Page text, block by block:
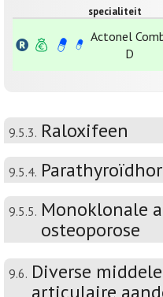
specialiteit
Actonel
D
9.5.3. Raloxifeen
9.5.4.
9.5.5. Monoklonale
osteoporose
9.6. Diverse